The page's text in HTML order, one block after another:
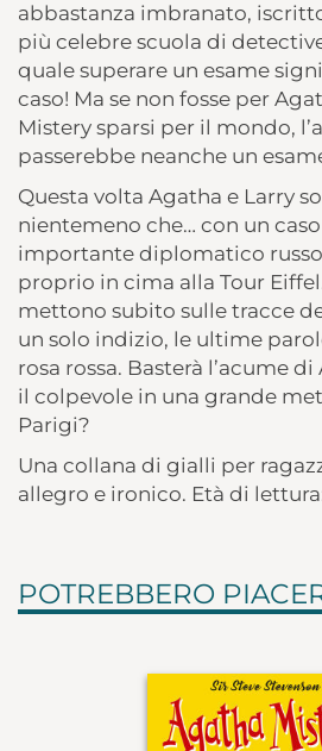
abbastanza imbranato,
più celebre scuola di
quale superare un esame
caso! Ma se non fosse per
Mistery sparsi per il mondo,
passerebbe neanche un
Questa volta Agatha e Larry
nientemeno che… con un
importante diplomatico
proprio in cima alla Tour
mettono subito sulle tracce
un solo indizio, le ultime
rosa rossa. Basterà l’acume
il colpevole in una grande
Parigi?
Una collana di gialli per
allegro e ironico. Età di
POTREBBERO